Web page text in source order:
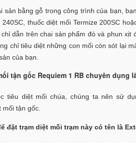
bằng gỗ trong công trình của bạn,
thuốc diệt mối Termize 200SC
dẫn trên chai sản phẩm đó và phun xịt
chỉ tiêu diệt những con mối còn sót lại
của bạn.
tận gốc Requiem 1 RB chuyên dụng
tiêu diệt mối chúa, chúng ta nên sử
tận gốc.
đặt trạm diệt mối trạm này có tên là